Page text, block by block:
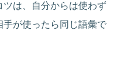
ツは、自分からは使わず
手が使ったら同じ語彙で